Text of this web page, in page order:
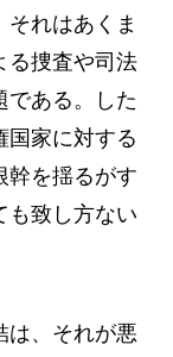
れはあくま
る捜査や司法
である。した
国家に対する
幹を揺るがす
も致し方ない
は、それが悪